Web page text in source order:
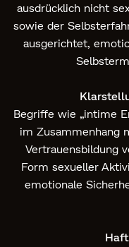
ausdrücklich nicht
sowie der
ausgerichtet,
Begriffe wie „intime
im Zusammenhang
Vertrauensbildung
Form sexueller
emotionale